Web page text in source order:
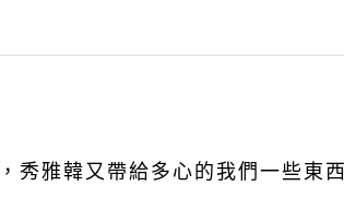
秀雅韓又帶給多心的我們一些東西